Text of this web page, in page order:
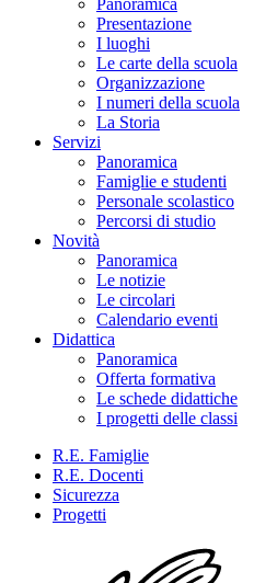
Panoramica
Presentazione
I luoghi
Le carte della scuola
Organizzazione
I numeri della scuola
La Storia
Servizi
Panoramica
Famiglie e studenti
Personale scolastico
Percorsi di studio
Novità
Panoramica
Le notizie
Le circolari
Calendario eventi
Didattica
Panoramica
Offerta formativa
Le schede didattiche
I progetti delle classi
R.E. Famiglie
R.E. Docenti
Sicurezza
Progetti